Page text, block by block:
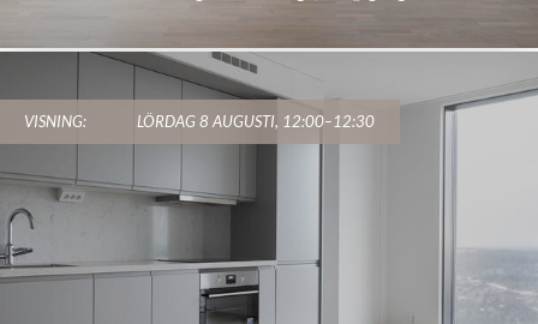
VISNING: LÖRDAG 8 AUGUSTI, 12:00–12:30